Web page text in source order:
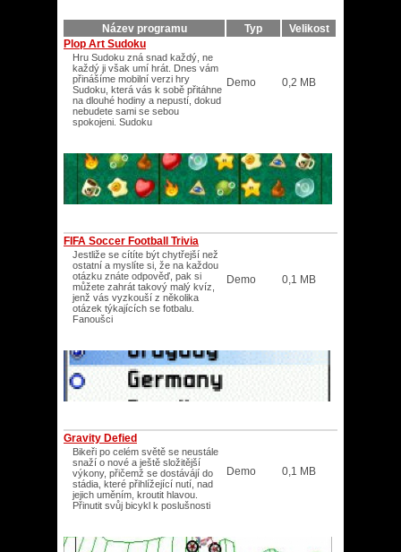
Název programu Typ
Velikost
Plop Art Sudoku
Hru Sudoku zná snad každý, ne
každý ji však umí hrát. Dnes vám
přinášíme mobilní verzi hry
Sudoku, která vás k sobě přitáhne
na dlouhé hodiny a nepustí, dokud
nebudete sami se sebou
spokojeni. Sudoku
Demo 0,2 MB
FIFA Soccer Football Trivia
Jestliže se cítíte být chytřejší než
ostatní a myslíte si, že na každou
otázku znáte odpověď, pak si
můžete zahrát takový malý kvíz,
jenž vás vyzkouší z několika
otázek týkajících se fotbalu.
Fanoušci
Demo 0,1 MB
Gravity Defied
Bikeři po celém světě se neustále
snaží o nové a ještě složitější
výkony, přičemž se dostávájí do
stádia, které přihlížející nutí, nad
jejich uměním, kroutit hlavou.
Přinutit svůj bicykl k poslušnosti
Demo 0,1 MB